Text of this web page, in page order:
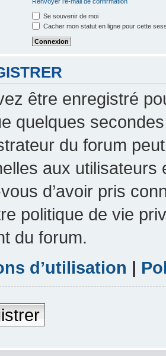
Se souvenir de moi
Cacher mon statut en ligne pour cette
être enregistré
quelques
du forum
aux
d’avoir pris
politique de vie
du forum.
d’utilisation |